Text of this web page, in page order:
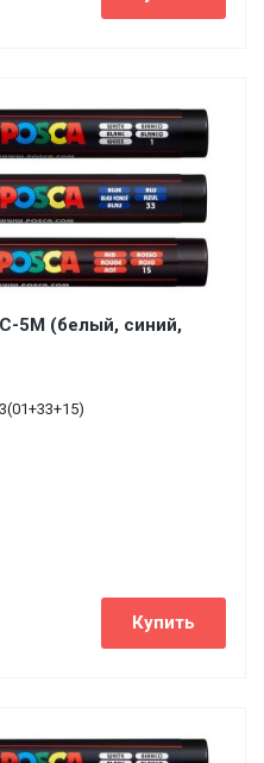
5M (белый, синий,